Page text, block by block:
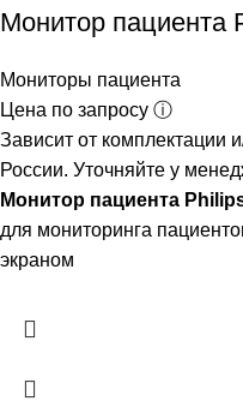
Монитор пациента
Мониторы пациента
Цена по запросу ⓘ
Зависит от комплектации
России. Уточняйте у
Монитор пациента
для мониторинга
экраном